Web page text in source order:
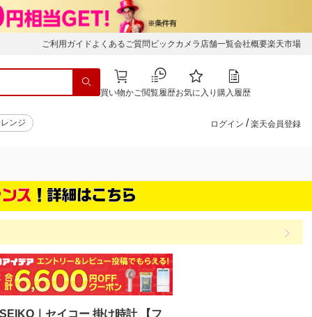
ご利用ガイド よくあるご質問 ビックカメラ店舗一覧会社概要楽天市場
買い物かご閲覧履歴お気に入り 購入履歴
ンジ ログイン / 楽天会員登録
｜セイコー 掛け時計 【フ